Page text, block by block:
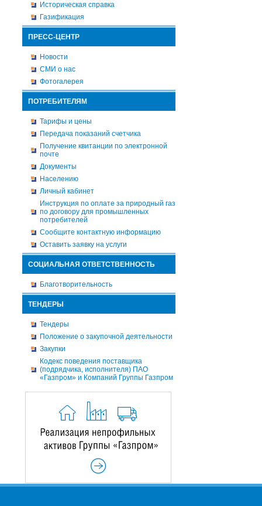
Историческая справка
Газификация
ПРЕСС-ЦЕНТР
Новости
СМИ о нас
Фотогалерея
ПОТРЕБИТЕЛЯМ
Тарифы и цены
Передача показаний счетчика
Получение квитанции по электронной
почте
Документы
Населению
Личный кабинет
Инструкция по оплате за природный газ
по договору для промышленных
потребителей
Сообщите контактную информацию
Оставить заявку на услуги
СОЦИАЛЬНАЯ ОТВЕТСТВЕННОСТЬ
Благотворительность
ТЕНДЕРЫ
Тендеры
Положение о закупочной деятельности
Закупки
Кодекс поведения поставщика
(подрядчика, исполнителя) ПАО
«Газпром» и Компаний Группы Газпром